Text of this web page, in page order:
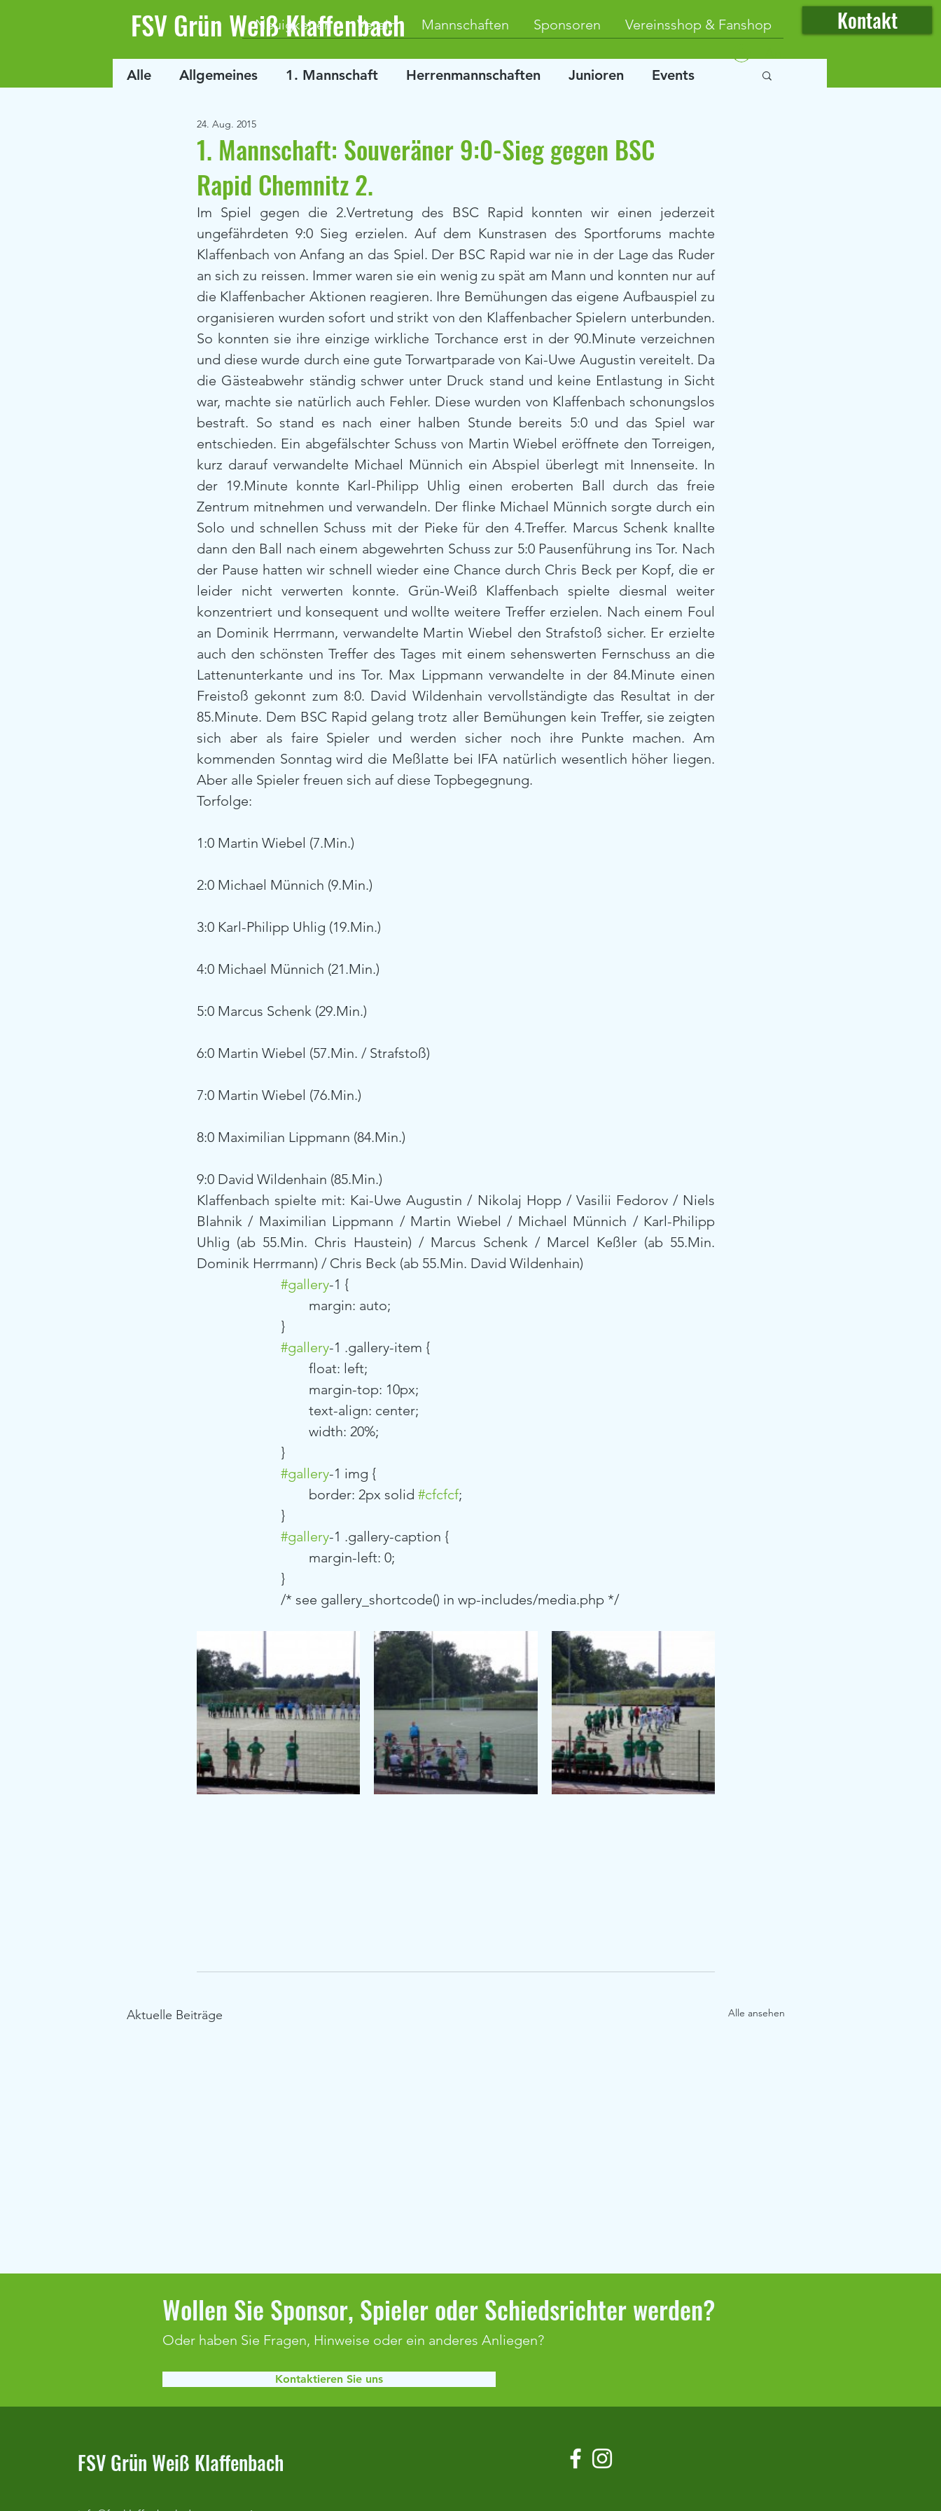
FSV Grün Weiß Klaffenbach
Neuigkeiten Verein Mannschaften Sponsoren Vereinsshop & Fanshop Kontakt
Alle
Allgemeines 1. Mannschaft Herrenmannschaften Junioren Events
1. Mannschaft: Souveräner 9:0-Sieg gegen BSC
Rapid Chemnitz 2.
24. Aug. 2015
Im Spiel gegen die 2.Vertretung des BSC Rapid konnten wir einen jederzeit
ungefährdeten 9:0 Sieg erzielen. Auf dem Kunstrasen des Sportforums machte
Klaffenbach von Anfang an das Spiel. Der BSC Rapid war nie in der Lage das Ruder
an sich zu reissen. Immer waren sie ein wenig zu spät am Mann und konnten nur auf
die Klaffenbacher Aktionen reagieren. Ihre Bemühungen das eigene Aufbauspiel zu
organisieren wurden sofort und strikt von den Klaffenbacher Spielern unterbunden.
So konnten sie ihre einzige wirkliche Torchance erst in der 90.Minute verzeichnen
und diese wurde durch eine gute Torwartparade von Kai-Uwe Augustin vereitelt. Da
die Gästeabwehr ständig schwer unter Druck stand und keine Entlastung in Sicht
war, machte sie natürlich auch Fehler. Diese wurden von Klaffenbach schonungslos
bestraft. So stand es nach einer halben Stunde bereits 5:0 und das Spiel war
entschieden. Ein abgefälschter Schuss von Martin Wiebel eröffnete den Torreigen,
kurz darauf verwandelte Michael Münnich ein Abspiel überlegt mit Innenseite. In
der 19.Minute konnte Karl-Philipp Uhlig einen eroberten Ball durch das freie
Zentrum mitnehmen und verwandeln. Der flinke Michael Münnich sorgte durch ein
Solo und schnellen Schuss mit der Pieke für den 4.Treffer. Marcus Schenk knallte
dann den Ball nach einem abgewehrten Schuss zur 5:0 Pausenführung ins Tor. Nach
der Pause hatten wir schnell wieder eine Chance durch Chris Beck per Kopf, die er
leider nicht verwerten konnte. Grün-Weiß Klaffenbach spielte diesmal weiter
konzentriert und konsequent und wollte weitere Treffer erzielen. Nach einem Foul
an Dominik Herrmann, verwandelte Martin Wiebel den Strafstoß sicher. Er erzielte
auch den schönsten Treffer des Tages mit einem sehenswerten Fernschuss an die
Lattenunterkante und ins Tor. Max Lippmann verwandelte in der 84.Minute einen
Freistoß gekonnt zum 8:0. David Wildenhain vervollständigte das Resultat in der
85.Minute. Dem BSC Rapid gelang trotz aller Bemühungen kein Treffer, sie zeigten
sich aber als faire Spieler und werden sicher noch ihre Punkte machen. Am
kommenden Sonntag wird die Meßlatte bei IFA natürlich wesentlich höher liegen.
Aber alle Spieler freuen sich auf diese Topbegegnung.
Torfolge:
1:0 Martin Wiebel (7.Min.)
2:0 Michael Münnich (9.Min.)
3:0 Karl-Philipp Uhlig (19.Min.)
4:0 Michael Münnich (21.Min.)
5:0 Marcus Schenk (29.Min.)
6:0 Martin Wiebel (57.Min. / Strafstoß)
7:0 Martin Wiebel (76.Min.)
8:0 Maximilian Lippmann (84.Min.)
9:0 David Wildenhain (85.Min.)
Klaffenbach spielte mit: Kai-Uwe Augustin / Nikolaj Hopp / Vasilii Fedorov / Niels
Blahnik / Maximilian Lippmann / Martin Wiebel / Michael Münnich / Karl-Philipp
Uhlig (ab 55.Min. Chris Haustein) / Marcus Schenk / Marcel Keßler (ab 55.Min.
Dominik Herrmann) / Chris Beck (ab 55.Min. David Wildenhain)
#gallery-1 {
				margin: auto;
			}
#gallery-1 .gallery-item {
				float: left;
				margin-top: 10px;
				text-align: center;
				width: 20%;
			}
#gallery-1 img {
				border: 2px solid
#cfcfcf;
			}
#gallery-1 .gallery-caption {
				margin-left: 0;
			}
			/* see gallery_shortcode() in wp-includes/media.php */
Aktuelle Beiträge Alle ansehen
Duralin-Cup & Optimum Cup 2026
Klaffenbach bleibt weiter
Wollen Sie Sponsor, Spieler oder Schiedsrichter werden?
Oder haben Sie Fragen, Hinweise oder ein anderes Anliegen?
Kontaktieren Sie uns
FSV Grün Weiß Klaffenbach